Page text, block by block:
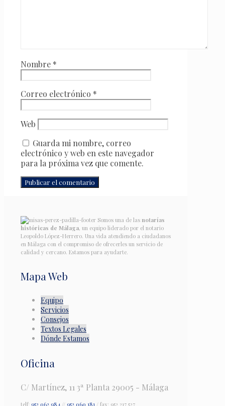
Nombre *
Correo electrónico *
Web
Guarda mi nombre, correo
electrónico y web en este navegador
para la próxima vez que comente.
Somos una de las notarías
históricas de Málaga, un equipo liderado por el notario
Leopoldo López-Herrero. Una vida atendiendo a ciudadanos
en Málaga con el compromiso de ofrecerles un servicio de
calidad y cercano. Estamos para ayudarte.
Mapa Web
Equipo
Servicios
Consejos
Textos Legales
Dónde Estamos
Oficina
C/ Martínez, 11 3ª Planta 29005 - Málaga
telf: 952 062 984 // 952 060 181 / fax: 952 217 527